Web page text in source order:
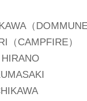
（DOMMUNE
（CAMPFIRE）